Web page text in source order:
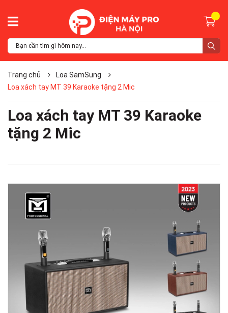
Trang chủ
Loa SamSung
Loa xách tay MT 39 Karaoke tặng 2 Mic
Loa xách tay MT 39 Karaoke
tặng 2 Mic